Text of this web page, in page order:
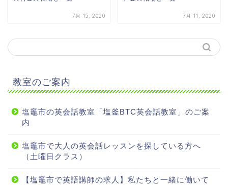
7月 15, 2020 7月 11, 2020
教室のご案内
塩竈市の英会話教室「塩釜BTC英会話教室」のご案
内
塩竈市で大人の英会話レッスンを探している方へ
（土曜日クラス）
【塩竈市で英語講師の求人】私たちと一緒に働いて